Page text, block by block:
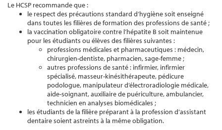
Le HCSP recommande que :
le respect des précautions standard d’hygiène soit enseigné
dans toutes les filières de formation des professions de santé ;
la vaccination obligatoire contre l’hépatite B soit maintenue
pour les étudiants ou élèves des filières suivantes :
professions médicales et pharmaceutiques : médecin,
chirurgien-dentiste, pharmacien, sage-femme ;
autres professions de santé : infirmier, infirmier
spécialisé, masseur-kinésithérapeute, pédicure
podologue, manipulateur d’électroradiologie médicale,
aide-soignant, auxiliaire de puériculture, ambulancier,
technicien en analyses biomédicales ;
les étudiants de la filière préparant à la profession d’assistant
dentaire soient astreints à la même obligation.